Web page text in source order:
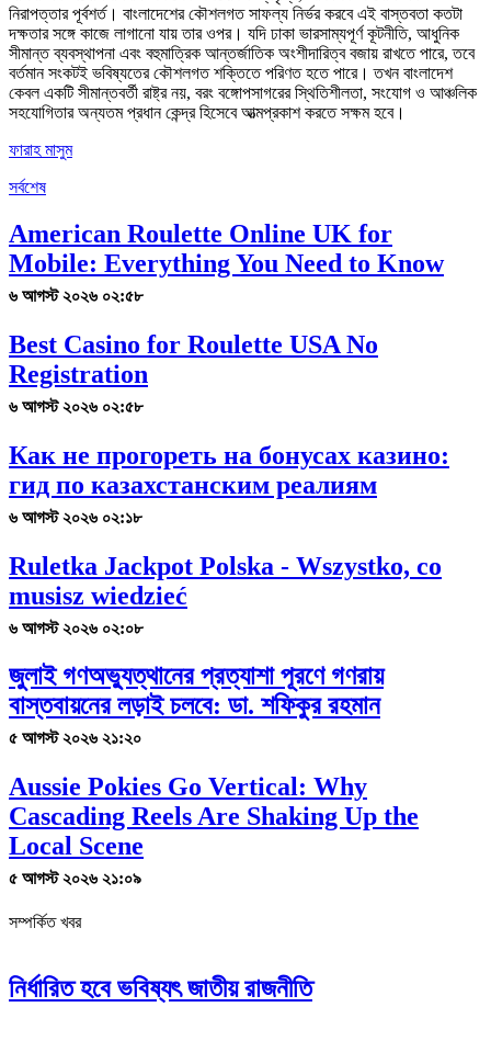
নিরাপত্তার পূর্বশর্ত। বাংলাদেশের কৌশলগত সাফল্য নির্ভর করবে এই বাস্তবতা কতটা
দক্ষতার সঙ্গে কাজে লাগানো যায় তার ওপর। যদি ঢাকা ভারসাম্যপূর্ণ কূটনীতি, আধুনিক
সীমান্ত ব্যবস্থাপনা এবং বহুমাত্রিক আন্তর্জাতিক অংশীদারিত্ব বজায় রাখতে পারে, তবে
বর্তমান সংকটই ভবিষ্যতের কৌশলগত শক্তিতে পরিণত হতে পারে। তখন বাংলাদেশ
কেবল একটি সীমান্তবর্তী রাষ্ট্র নয়, বরং বঙ্গোপসাগরের স্থিতিশীলতা, সংযোগ ও আঞ্চলিক
সহযোগিতার অন্যতম প্রধান কেন্দ্র হিসেবে আত্মপ্রকাশ করতে সক্ষম হবে।
ফারাহ মাসুম
সর্বশেষ
American Roulette Online UK for
Mobile: Everything You Need to Know
৬ আগস্ট ২০২৬ ০২:৫৮
Best Casino for Roulette USA No
Registration
৬ আগস্ট ২০২৬ ০২:৫৮
Как не прогореть на бонусах казино:
гид по казахстанским реалиям
৬ আগস্ট ২০২৬ ০২:১৮
Ruletka Jackpot Polska - Wszystko, co
musisz wiedzieć
৬ আগস্ট ২০২৬ ০২:০৮
জুলাই গণঅভ্যুত্থানের প্রত্যাশা পূরণে গণরায়
বাস্তবায়নের লড়াই চলবে: ডা. শফিকুর রহমান
৫ আগস্ট ২০২৬ ২১:২০
Aussie Pokies Go Vertical: Why
Cascading Reels Are Shaking Up the
Local Scene
৫ আগস্ট ২০২৬ ২১:০৯
সম্পর্কিত খবর
নির্ধারিত হবে ভবিষ্যৎ জাতীয় রাজনীতি